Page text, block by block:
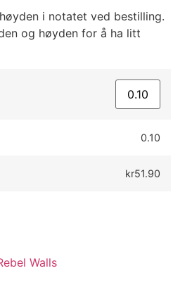
i notatet ved bestilling.
og høyden for å ha litt
0.10
kr51.90
Walls